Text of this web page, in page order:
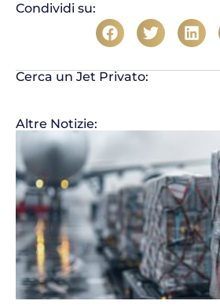
Condividi su:
Cerca un Jet Privato:
Altre Notizie: